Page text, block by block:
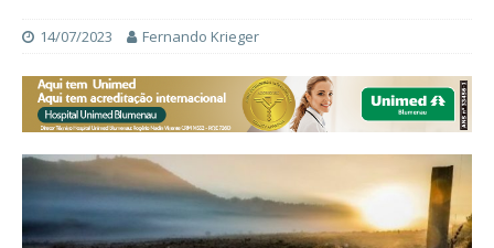
14/07/2023 Fernando Krieger